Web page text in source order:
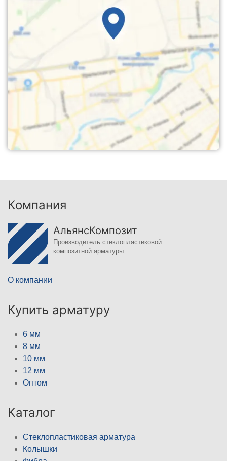
Компания
АльянсКомпозит
Производитель стеклопластиковой
композитной арматуры
О компании
Купить арматуру
6 мм
8 мм
10 мм
12 мм
Оптом
Каталог
Стеклопластиковая арматура
Колышки